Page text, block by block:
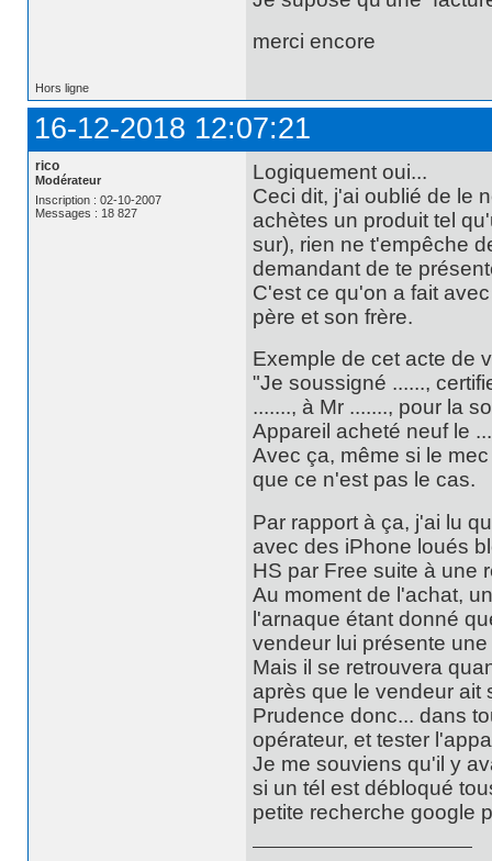
merci encore
Hors ligne
16-12-2018 12:07:21
rico
Modérateur
Inscription : 02-10-2007
Messages : 18 827
Logiquement oui...
Ceci dit, j'ai oublié de le
achètes un produit tel
sur), rien ne t'empêche
demandant de te
C'est ce qu'on a fait
père et son frère.
Exemple de cet acte de
"Je soussigné ......,
......., à Mr ......., pour la
Appareil acheté neuf le
Avec ça, même si le
que ce n'est pas le cas.
Par rapport à ça, j'ai lu
avec des iPhone loués
HS par Free suite à une
Au moment de l'achat,
l'arnaque étant donné
vendeur lui présente une
Mais il se retrouvera
après que le vendeur ait
Prudence donc... dans
opérateur, et tester
Je me souviens qu'il y
si un tél est débloqué
petite recherche google